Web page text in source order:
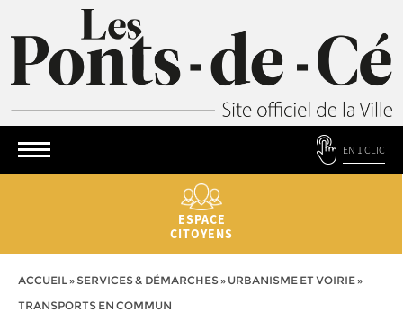
EN 1 CLIC
ESPACE
CITOYENS
ACCUEIL» SERVICES & DÉMARCHES» URBANISME ET VOIRIE»
TRANSPORTS EN COMMUN